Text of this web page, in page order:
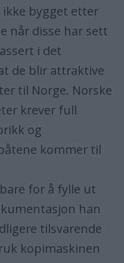
bygget etter
når disse har sett
i det
de blir attraktive
til Norge. Norske
krever full
og
kommer til
for å fylle ut
han
tilsvarende
kopimaskinen